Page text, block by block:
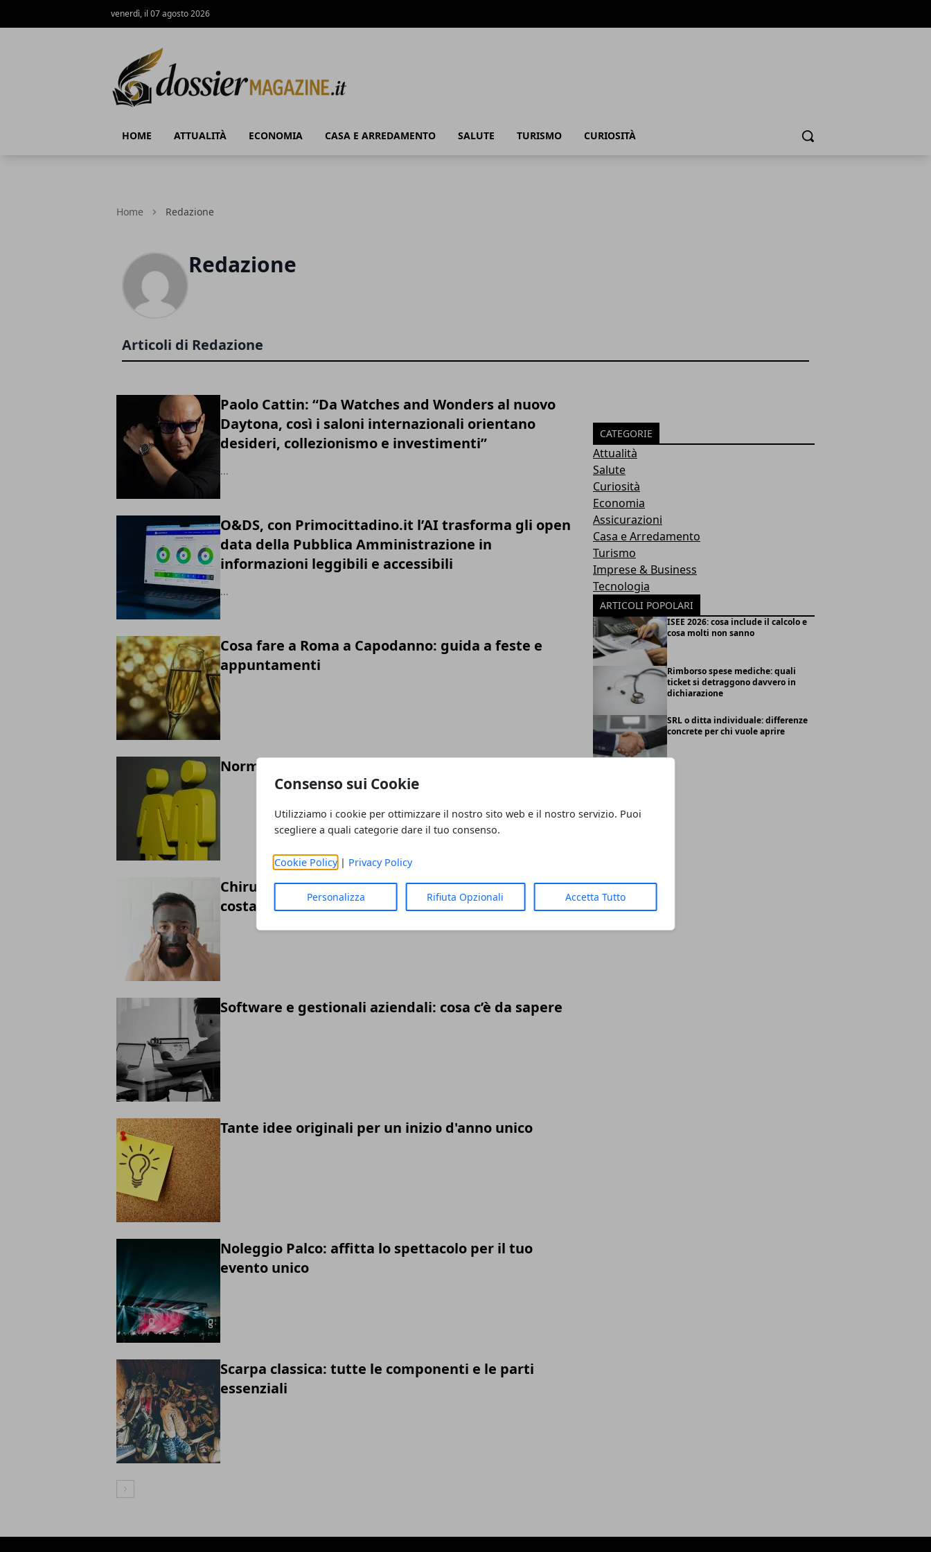
Consenso sui Cookie
Utilizziamo i cookie per ottimizzare il nostro sito web e il nostro servizio. Puoi
scegliere a quali categorie dare il tuo consenso.
Cookie Policy| Privacy Policy
Personalizza Rifiuta Opzionali Accetta Tutto
venerdì, il 07 agosto 2026
HOME ATTUALITÀ ECONOMIA CASA E ARREDAMENTO SALUTE TURISMO CURIOSITÀ Cerca
Home Redazione
Redazione
Articoli di Redazione
Paolo Cattin: “Da Watches and Wonders al nuovo
Daytona, così i saloni internazionali orientano
desideri, collezionismo e investimenti”
...
O&DS, con Primocittadino.it l’AI trasforma gli open
data della Pubblica Amministrazione in
informazioni leggibili e accessibili
...
Cosa fare a Roma a Capodanno: guida a feste e
appuntamenti
Normative e obblighi sui bagni aziendali
Chirurgia estetica maschile: numeri in crescita
costante
Software e gestionali aziendali: cosa c’è da sapere
Tante idee originali per un inizio d'anno unico
Noleggio Palco: affitta lo spettacolo per il tuo
evento unico
Scarpa classica: tutte le componenti e le parti
essenziali
Articolo Successivo
CATEGORIE
Attualità
Salute
Curiosità
Economia
Assicurazioni
Casa e Arredamento
Turismo
Imprese & Business
Tecnologia
ARTICOLI POPOLARI
ISEE 2026: cosa include il calcolo e
cosa molti non sanno
Rimborso spese mediche: quali
ticket si detraggono davvero in
dichiarazione
SRL o ditta individuale: differenze
concrete per chi vuole aprire